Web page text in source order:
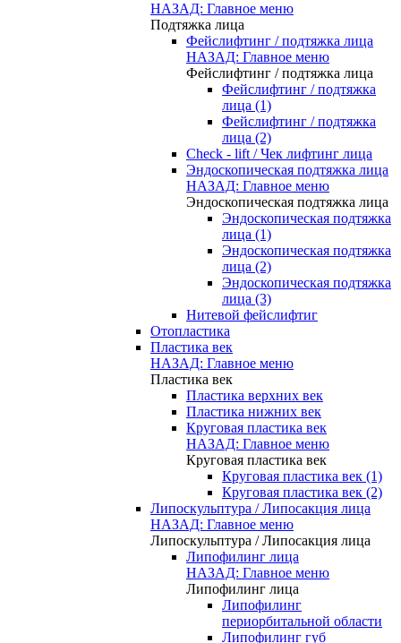
НАЗАД: Главное меню
Подтяжка лица
Фейслифтинг / подтяжка лица
НАЗАД: Главное меню
Фейслифтинг / подтяжка лица
Фейслифтинг / подтяжка
лица (1)
Фейслифтинг / подтяжка
лица (2)
Check - lift / Чек лифтинг лица
Эндоскопическая подтяжка лица
НАЗАД: Главное меню
Эндоскопическая подтяжка лица
Эндоскопическая подтяжка
лица (1)
Эндоскопическая подтяжка
лица (2)
Эндоскопическая подтяжка
лица (3)
Нитевой фейслифтиг
Отопластика
Пластика век
НАЗАД: Главное меню
Пластика век
Пластика верхних век
Пластика нижних век
Круговая пластика век
НАЗАД: Главное меню
Круговая пластика век
Круговая пластика век (1)
Круговая пластика век (2)
Липоскульптура / Липосакция лица
НАЗАД: Главное меню
Липоскульптура / Липосакция лица
Липофилинг лица
НАЗАД: Главное меню
Липофилинг лица
Липофилинг
периорбитальной области
Липофилинг губ